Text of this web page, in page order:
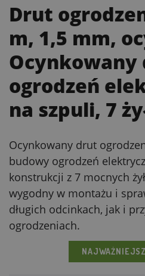
Drut
m, 1,5 mm,
Ocynkowany
ogrodzeń
na szpuli, 7
Ocynkowany drut
budowy ogrodzeń
konstrukcji z 7 mocnych
wygodny w montażu i
długich odcinkach, jak i
ogrodzeniach.